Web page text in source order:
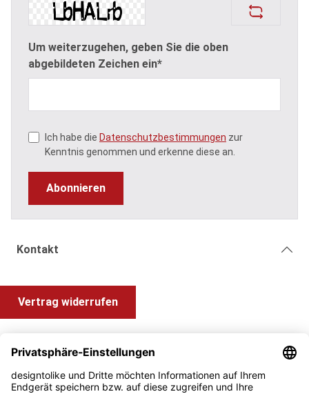
Um weiterzugehen, geben Sie die oben
abgebildeten Zeichen ein*
Ich habe die Datenschutzbestimmungen zur
Kenntnis genommen und erkenne diese an.
Abonnieren
Kontakt
Vertrag widerrufen
Information und Impressum